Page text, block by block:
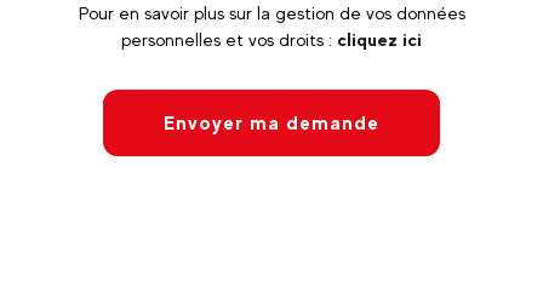
Pour en savoir plus sur la gestion de vos données
personnelles et vos droits : cliquez ici
Envoyer ma demande